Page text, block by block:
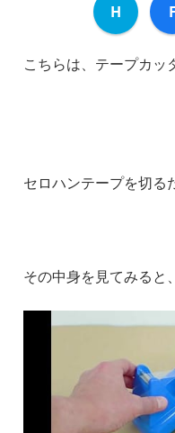
H F
こちらは、テープカッ
セロハンテープを切る
その中身を見てみると